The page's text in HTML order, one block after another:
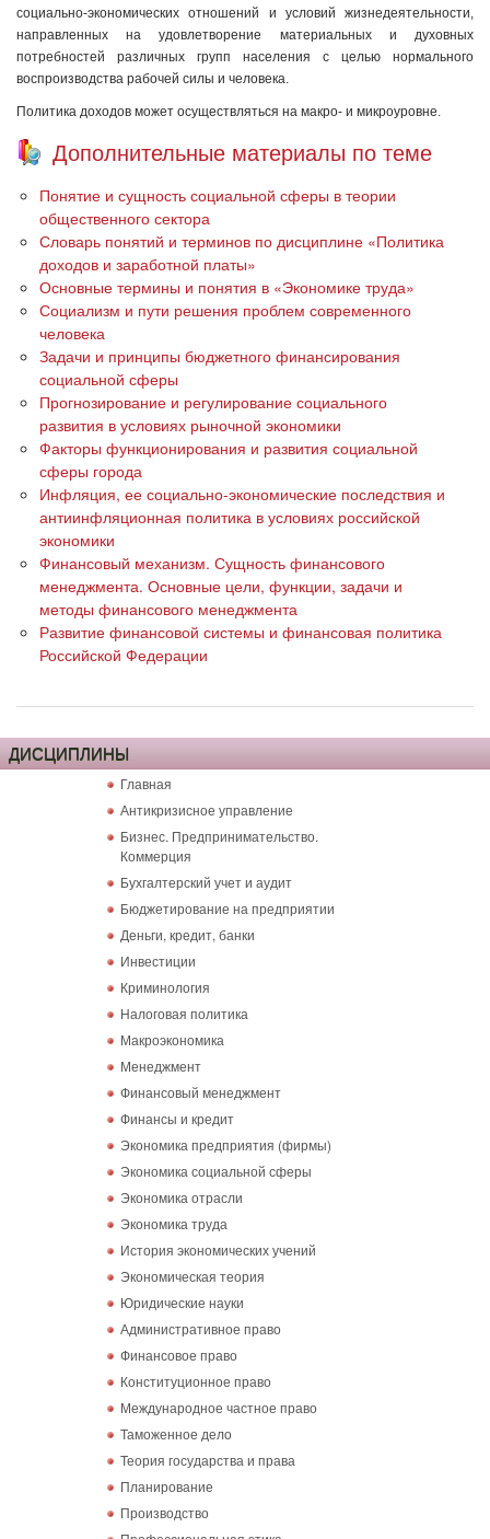
социально-экономических отношений и условий жизнедеятельности,
направленных на удовлетворение материальных и духовных
потребностей различных групп населения с целью нормального
воспроизводства рабочей силы и человека.
Политика доходов может осуществляться на макро- и микроуровне.
Дополнительные материалы по теме
Понятие и сущность социальной сферы в теории
общественного сектора
Словарь понятий и терминов по дисциплине «Политика
доходов и заработной платы»
Основные термины и понятия в «Экономике труда»
Социализм и пути решения проблем современного
человека
Задачи и принципы бюджетного финансирования
социальной сферы
Прогнозирование и регулирование социального
развития в условиях рыночной экономики
Факторы функционирования и развития социальной
сферы города
Инфляция, ее социально-экономические последствия и
антиинфляционная политика в условиях российской
экономики
Финансовый механизм. Сущность финансового
менеджмента. Основные цели, функции, задачи и
методы финансового менеджмента
Развитие финансовой системы и финансовая политика
Российской Федерации
ДИСЦИПЛИНЫ
Главная
Антикризисное управление
Бизнес. Предпринимательство.
Коммерция
Бухгалтерский учет и аудит
Бюджетирование на предприятии
Деньги, кредит, банки
Инвестиции
Криминология
Налоговая политика
Макроэкономика
Менеджмент
Финансовый менеджмент
Финансы и кредит
Экономика предприятия (фирмы)
Экономика социальной сферы
Экономика отрасли
Экономика труда
История экономических учений
Экономическая теория
Юридические науки
Административное право
Финансовое право
Конституционное право
Международное частное право
Таможенное дело
Теория государства и права
Планирование
Производство